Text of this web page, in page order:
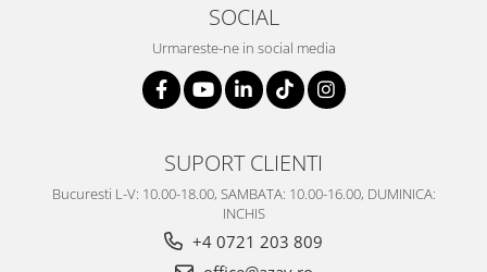
CHIQUE STRIPES GALBEN
SOCIAL
Urmareste-ne in social media
SUPORT CLIENTI
Bucuresti L-V: 10.00-18.00, SAMBATA: 10.00-16.00, DUMINICA:
INCHIS
+4 0721 203 809